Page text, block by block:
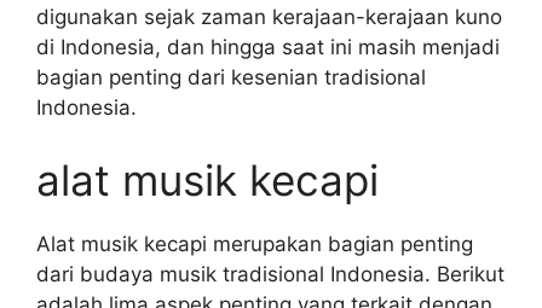
digunakan sejak zaman kerajaan-kerajaan kuno
di Indonesia, dan hingga saat ini masih menjadi
bagian penting dari kesenian tradisional
Indonesia.
alat musik kecapi
Alat musik kecapi merupakan bagian penting
dari budaya musik tradisional Indonesia. Berikut